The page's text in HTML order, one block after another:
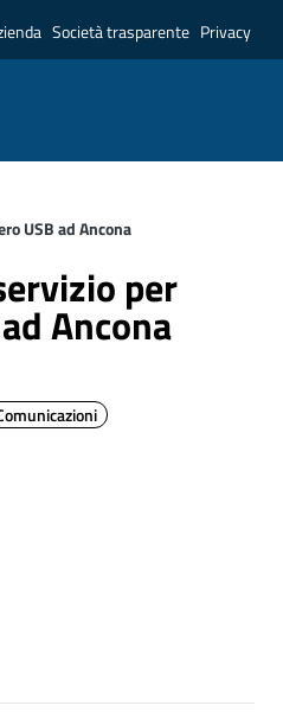
Società trasparente Privacy
USB ad Ancona
per
Ancona